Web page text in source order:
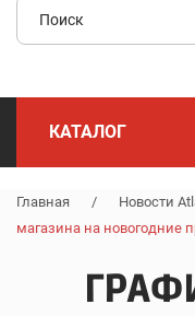
КАТАЛОГ
Главная / Новости
магазина на новогодние